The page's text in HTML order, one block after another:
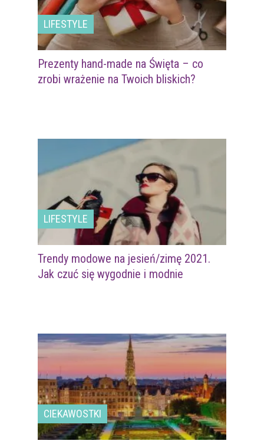
LIFESTYLE
Prezenty hand-made na Święta – co
zrobi wrażenie na Twoich bliskich?
LIFESTYLE
Trendy modowe na jesień/zimę 2021.
Jak czuć się wygodnie i modnie
CIEKAWOSTKI